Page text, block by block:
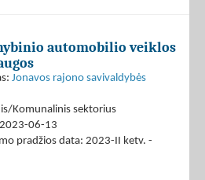
automobilio veiklos
Jonavos rajono savivaldybės
Komunalinis sektorius
06-13
pradžios data: 2023-II ketv. -